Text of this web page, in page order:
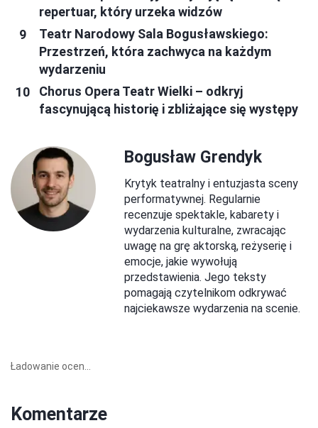
repertuar, który urzeka widzów
Teatr Narodowy Sala Bogusławskiego:
Przestrzeń, która zachwyca na każdym
wydarzeniu
Chorus Opera Teatr Wielki – odkryj
fascynującą historię i zbliżające się występy
Bogusław Grendyk
Krytyk teatralny i entuzjasta sceny
performatywnej. Regularnie
recenzuje spektakle, kabarety i
wydarzenia kulturalne, zwracając
uwagę na grę aktorską, reżyserię i
emocje, jakie wywołują
przedstawienia. Jego teksty
pomagają czytelnikom odkrywać
najciekawsze wydarzenia na scenie.
Ładowanie ocen...
Komentarze